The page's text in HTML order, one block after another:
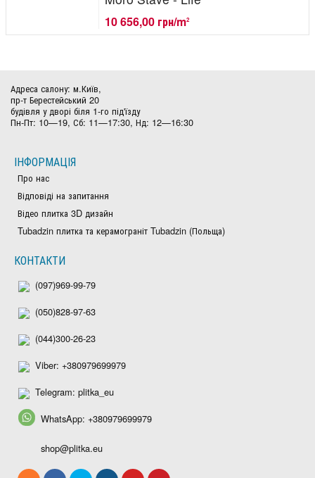
10 656,00 грн/m2
Адреса салону: м.Київ,
пр-т Берестейський 20
будівля у дворі біля 1-го під'їзду
Пн-Пт: 10—19, Сб: 11—17:30, Нд: 12—16:30
ІНФОРМАЦІЯ
Про нас
Відповіді на запитання
Відео плитка 3D дизайн
Tubadzin плитка та керамограніт Tubadzin (Польща)
КОНТАКТИ
(097)969-99-79
(050)828-97-63
(044)300-26-23
Viber: +380979699979
Telegram: plitka_eu
WhatsApp: +380979699979
shop@plitka.eu